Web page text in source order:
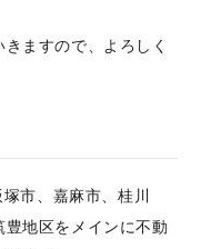
ますので、よろしく
市、嘉麻市、桂川
地区をメインに不動